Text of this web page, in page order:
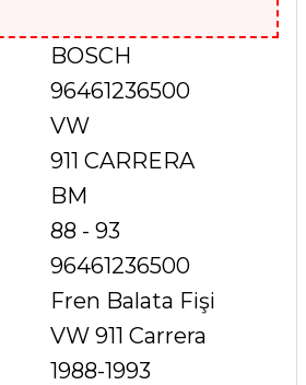
BOSCH
96461236500
VW
911 CARRERA
BM
88 - 93
96461236500
Fren Balata Fişi
VW 911 Carrera
1988-1993